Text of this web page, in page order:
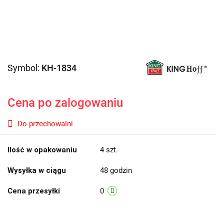
Symbol: KH-1834
Cena po zalogowaniu
Do przechowalni
Ilość w opakowaniu 4 szt.
Wysyłka w ciągu 48 godzin
Cena przesyłki 0